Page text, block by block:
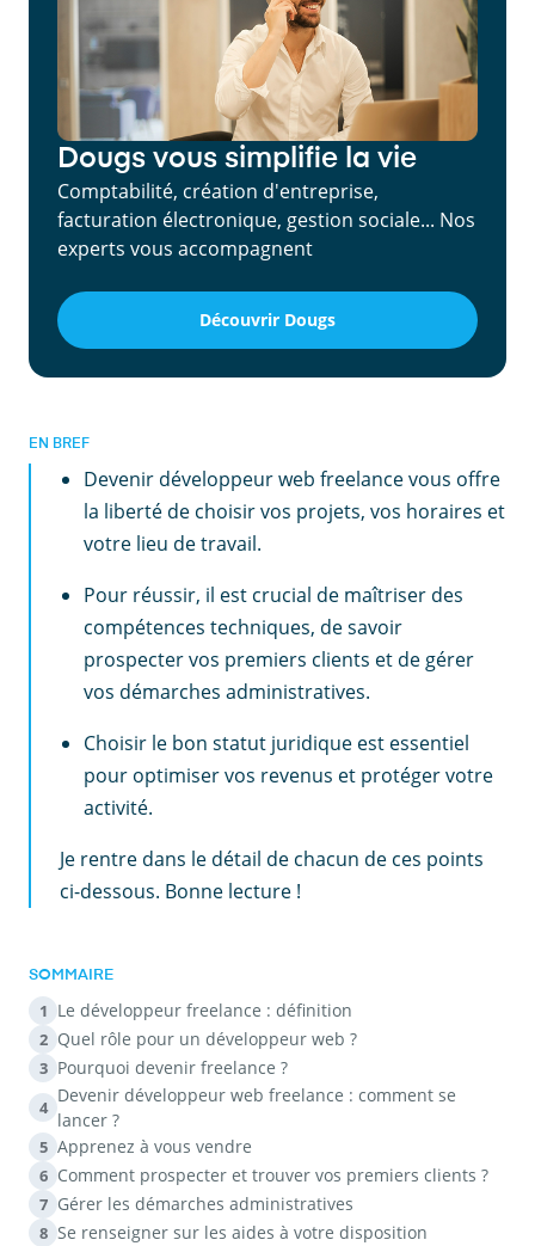
Dougs vous simplifie la vie
Comptabilité, création d'entreprise,
facturation électronique, gestion sociale... Nos
experts vous accompagnent
Découvrir Dougs
EN BREF
Devenir développeur web freelance vous offre
la liberté de choisir vos projets, vos horaires et
votre lieu de travail.
Pour réussir, il est crucial de maîtriser des
compétences techniques, de savoir
prospecter vos premiers clients et de gérer
vos démarches administratives.
Choisir le bon statut juridique est essentiel
pour optimiser vos revenus et protéger votre
activité.
Je rentre dans le détail de chacun de ces points
ci-dessous. Bonne lecture !
SOMMAIRE
1 Le développeur freelance : définition
2 Quel rôle pour un développeur web ?
3 Pourquoi devenir freelance ?
4
Devenir développeur web freelance : comment se
lancer ?
5 Apprenez à vous vendre
6 Comment prospecter et trouver vos premiers clients ?
7 Gérer les démarches administratives
8 Se renseigner sur les aides à votre disposition